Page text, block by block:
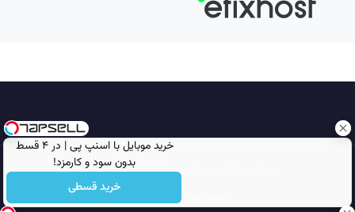
خرید موبایل با اسنپ پی | در ۴ قسط
بدون سود و کارمزد!
خرید قسطی
تمامی حقوق محفوظ است © 2026
مجله نورگرام
انجمن نورگرام